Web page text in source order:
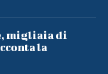
migliaia di
la